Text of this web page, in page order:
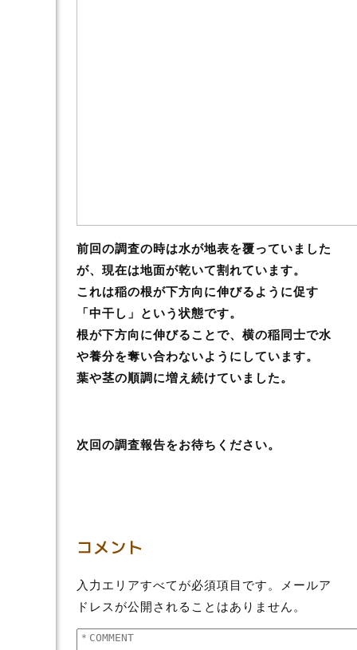
前回の調査の時は水が地表を覆っていました
が、現在は地面が乾いて割れています。
これは稲の根が下方向に伸びるように促す
「中干し」という状態です。
根が下方向に伸びることで、横の稲同士で水
や養分を奪い合わないようにしています。
葉や茎の順調に増え続けていました。
次回の調査報告をお待ちください。
コメント
入力エリアすべてが必須項目です。メールア
ドレスが公開されることはありません。